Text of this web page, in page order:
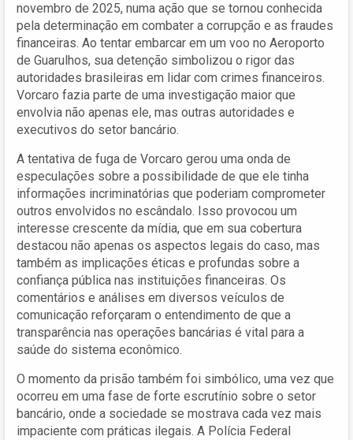
novembro de 2025, numa ação que se tornou conhecida
pela determinação em combater a corrupção e as fraudes
financeiras. Ao tentar embarcar em um voo no Aeroporto
de Guarulhos, sua detenção simbolizou o rigor das
autoridades brasileiras em lidar com crimes financeiros.
Vorcaro fazia parte de uma investigação maior que
envolvia não apenas ele, mas outras autoridades e
executivos do setor bancário.
A tentativa de fuga de Vorcaro gerou uma onda de
especulações sobre a possibilidade de que ele tinha
informações incriminatórias que poderiam comprometer
outros envolvidos no escândalo. Isso provocou um
interesse crescente da mídia, que em sua cobertura
destacou não apenas os aspectos legais do caso, mas
também as implicações éticas e profundas sobre a
confiança pública nas instituições financeiras. Os
comentários e análises em diversos veículos de
comunicação reforçaram o entendimento de que a
transparência nas operações bancárias é vital para a
saúde do sistema econômico.
O momento da prisão também foi simbólico, uma vez que
ocorreu em uma fase de forte escrutínio sobre o setor
bancário, onde a sociedade se mostrava cada vez mais
impaciente com práticas ilegais. A Polícia Federal